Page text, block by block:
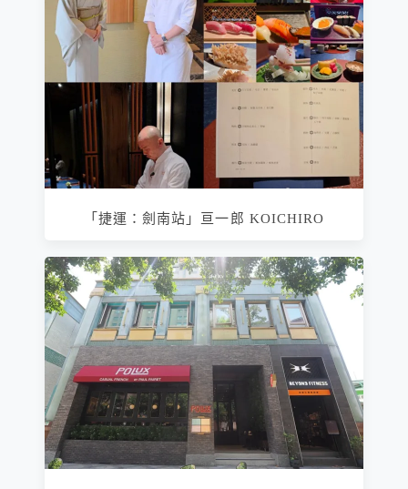
「捷運：劍南站」亘一郎 KOICHIRO